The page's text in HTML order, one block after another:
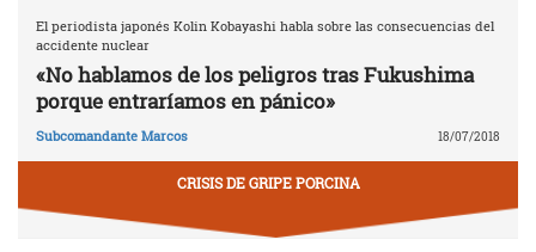
El periodista japonés Kolin Kobayashi habla sobre las consecuencias del
accidente nuclear
«No hablamos de los peligros tras Fukushima
porque entraríamos en pánico»
Subcomandante Marcos 18/07/2018
CRISIS DE GRIPE PORCINA